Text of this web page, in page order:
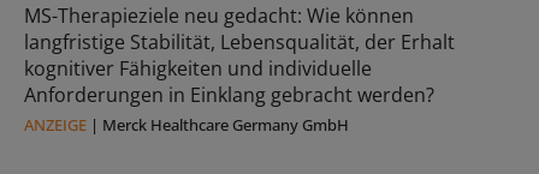
MS-Therapieziele neu gedacht: Wie können
langfristige Stabilität, Lebensqualität, der Erhalt
kognitiver Fähigkeiten und individuelle
Anforderungen in Einklang gebracht werden?
ANZEIGE | Merck Healthcare Germany GmbH